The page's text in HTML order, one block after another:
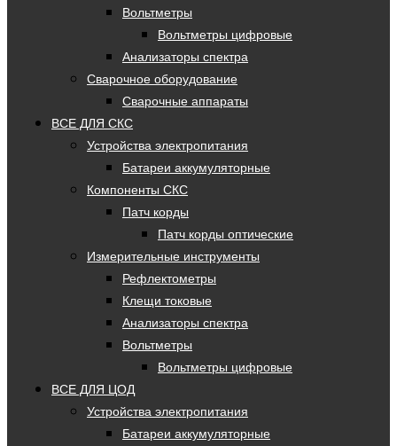
Вольтметры
Вольтметры цифровые
Анализаторы спектра
Сварочное оборудование
Сварочные аппараты
ВСЕ ДЛЯ СКС
Устройства электропитания
Батареи аккумуляторные
Компоненты СКС
Патч корды
Патч корды оптические
Измерительные инструменты
Рефлектометры
Клещи токовые
Анализаторы спектра
Вольтметры
Вольтметры цифровые
ВСЕ ДЛЯ ЦОД
Устройства электропитания
Батареи аккумуляторные